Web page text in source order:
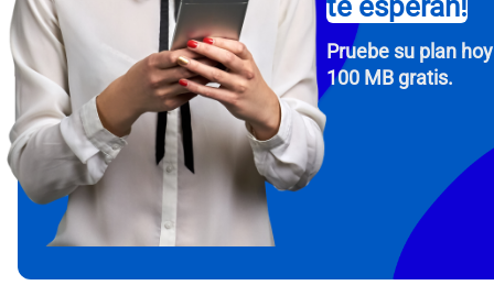
To
Then,
in
te esperan!
Pruebe su plan
100 MB gratis.